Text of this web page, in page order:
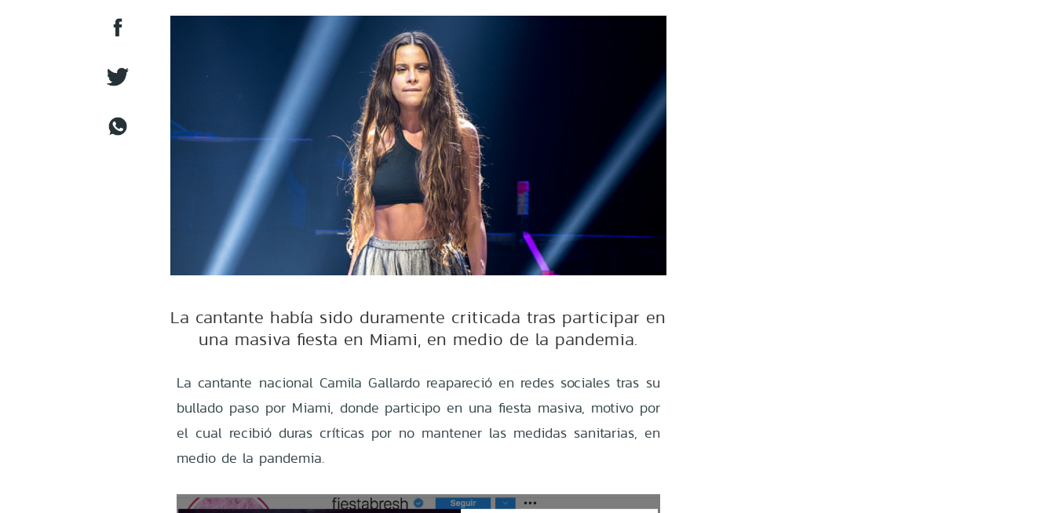
La cantante había sido duramente criticada tras participar en
una masiva fiesta en Miami, en medio de la pandemia.
La cantante nacional Camila Gallardo reapareció en redes sociales tras su
bullado paso por Miami, donde participo en una fiesta masiva, motivo por
el cual recibió duras críticas por no mantener las medidas sanitarias, en
medio de la pandemia.